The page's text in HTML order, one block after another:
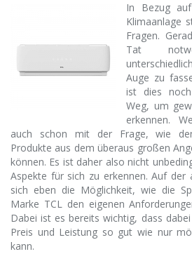
In Bezug
Klimaanlage
Fragen.
Tat
Auge zu
ist dies
Weg, um
erkennen.
auch schon mit der Frage, wie
Produkte aus dem überaus großen
können. Es ist daher also nicht
Aspekte für sich zu erkennen. Auf der
sich eben die Möglichkeit, wie die
Marke TCL den eigenen
Dabei ist es bereits wichtig, dass
Preis und Leistung so gut wie nur
kann.